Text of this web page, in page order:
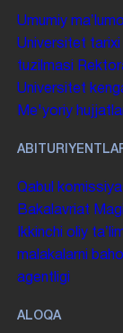
Umumiy
Universitet tarixi
tuzilmasi
Universitet
Me'yoriy
Qabul
Bakalavriat
Ikkinchi oliy
malakalarni
agentligi
ALOQA